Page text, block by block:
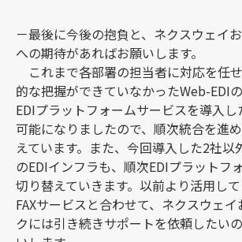
－最後に今後の抱負と、ネクスウェイ
への期待があればお願いします。
これまで各部署の担当者に対応を任
的な把握ができていなかったWeb-EDI
EDIプラットフォームサービスを導入
可能になりましたので、順次統合を進
えています。また、今回導入した2社以
のEDIインフラも、順次EDIプラットフ
切り替えていきます。以前より活用し
FAXサービスと合わせて、ネクスウェ
クには引き続きサポートを依頼したい